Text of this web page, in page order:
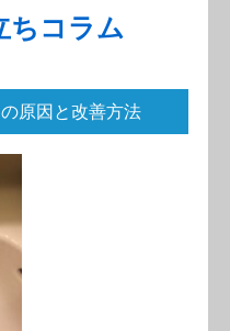
ちコラム
原因と改善方法